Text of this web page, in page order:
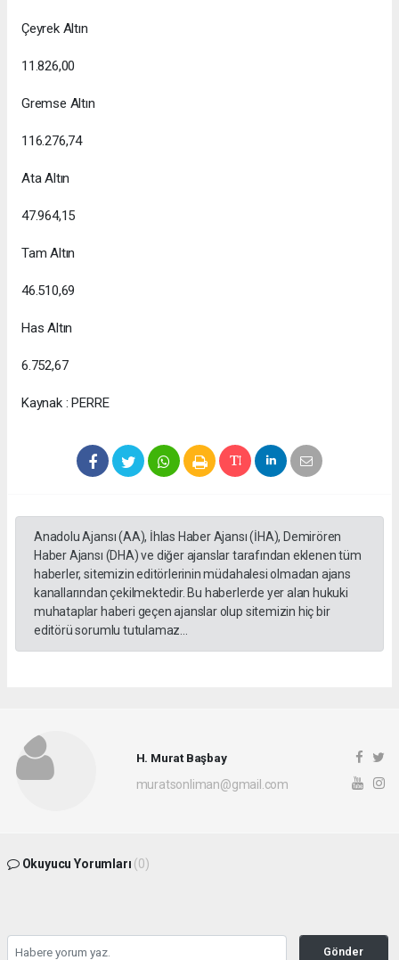
Çeyrek Altın
11.826,00
Gremse Altın
116.276,74
Ata Altın
47.964,15
Tam Altın
46.510,69
Has Altın
6.752,67
Kaynak : PERRE
Anadolu Ajansı (AA), İhlas Haber Ajansı (İHA), Demirören
Haber Ajansı (DHA) ve diğer ajanslar tarafından eklenen tüm
haberler, sitemizin editörlerinin müdahalesi olmadan ajans
kanallarından çekilmektedir. Bu haberlerde yer alan hukuki
muhataplar haberi geçen ajanslar olup sitemizin hiç bir
editörü sorumlu tutulamaz...
H. Murat Başbay
muratsonliman@gmail.com
Okuyucu Yorumları (0)
Gönder